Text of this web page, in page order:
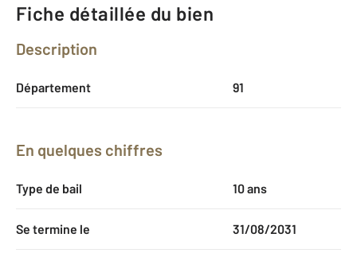
Fiche détaillée du bien
Description
Département 91
En quelques chiffres
Type de bail 10 ans
Se termine le 31/08/2031